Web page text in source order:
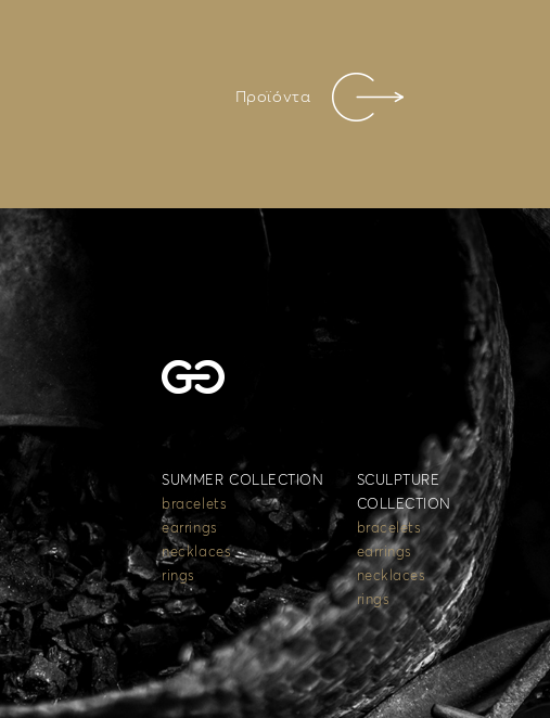
Προϊόντα
SUMMER COLLECTION
bracelets
earrings
necklaces
rings
SCULPTURE
COLLECTION
bracelets
earrings
necklaces
rings